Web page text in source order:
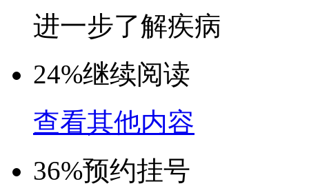
进一步了解疾病
24%继续阅读
查看其他内容
36%预约挂号